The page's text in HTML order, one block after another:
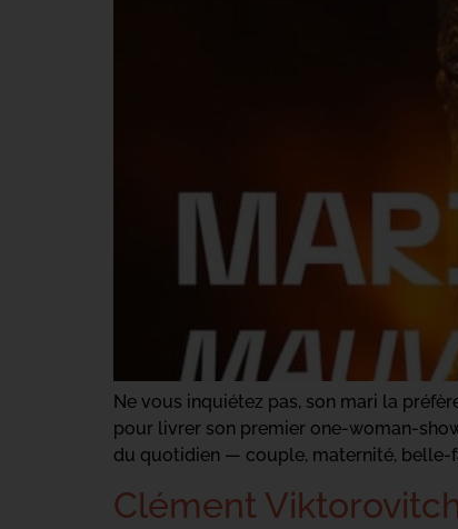
Ne vous inquiétez pas, son mari la
pour livrer son premier one-woman-
du quotidien — couple, maternité, belle-
Clément